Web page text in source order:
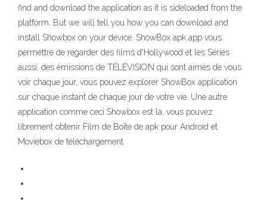
find and download the application as it is sideloaded from the
platform. But we will tell you how you can download and
install Showbox on your device. ShowBox apk app vous
permettre de regarder des films d'Hollywood et les Séries
aussi, des émissions de TÉLÉVISION qui sont aimés de vous
voir chaque jour, vous pouvez explorer ShowBox application
sur chaque instant de chaque jour de votre vie. Une autre
application comme ceci Showbox est là, vous pouvez
librement obtenir Film de Boîte de apk pour Android et
Moviebox de téléchargement